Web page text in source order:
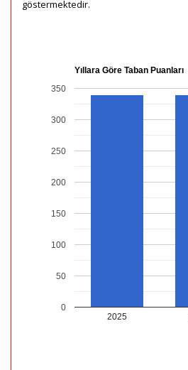
göstermektedir.
Yıllara Göre Taban Puanları
2025
0
50
100
150
200
250
300
350